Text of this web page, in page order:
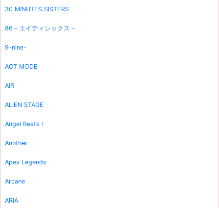
30 MINUTES SISTERS
86－エイティシックス－
9-nine-
ACT MODE
AIR
ALIEN STAGE
Angel Beats！
Another
Apex Legends
Arcane
ARIA